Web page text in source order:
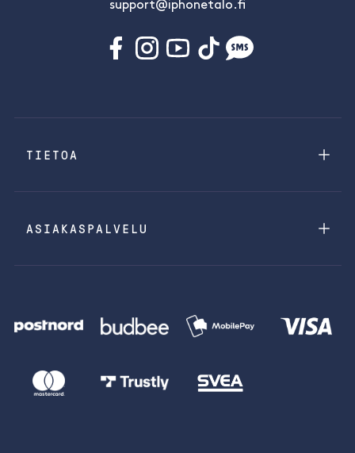
support@iphonetalo.fi
TIETOA
ASIAKASPALVELU